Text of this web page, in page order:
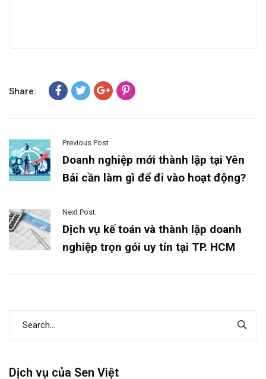
Share:
Previous Post
Doanh nghiệp mới thành lập tại Yên
Bái cần làm gì để đi vào hoạt động?
Next Post
Dịch vụ kế toán và thành lập doanh
nghiệp trọn gói uy tín tại TP. HCM
Dịch vụ của Sen Việt